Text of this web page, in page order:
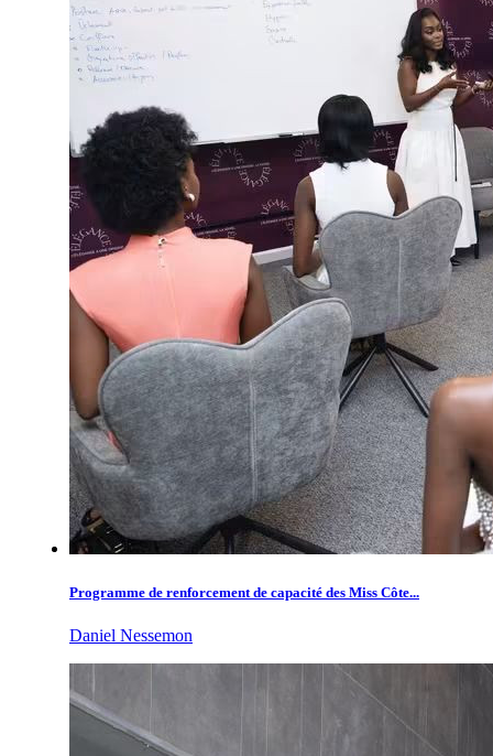
Programme de renforcement de capacité des Miss Côte...
Daniel Nessemon